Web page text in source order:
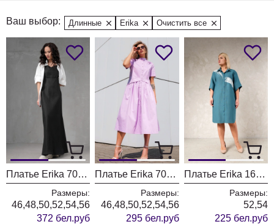
Ваш выбор: Длинные Erika Очистить все
Платье Erika 7084 черный
Размеры:
46,48,50,52,54,56
372 бел.руб
Платье Erika 7058 лиловый
Размеры:
46,48,50,52,54,56
295 бел.руб
Платье Erika 1692-2 бирюза
Размеры:
52,54
225 бел.руб